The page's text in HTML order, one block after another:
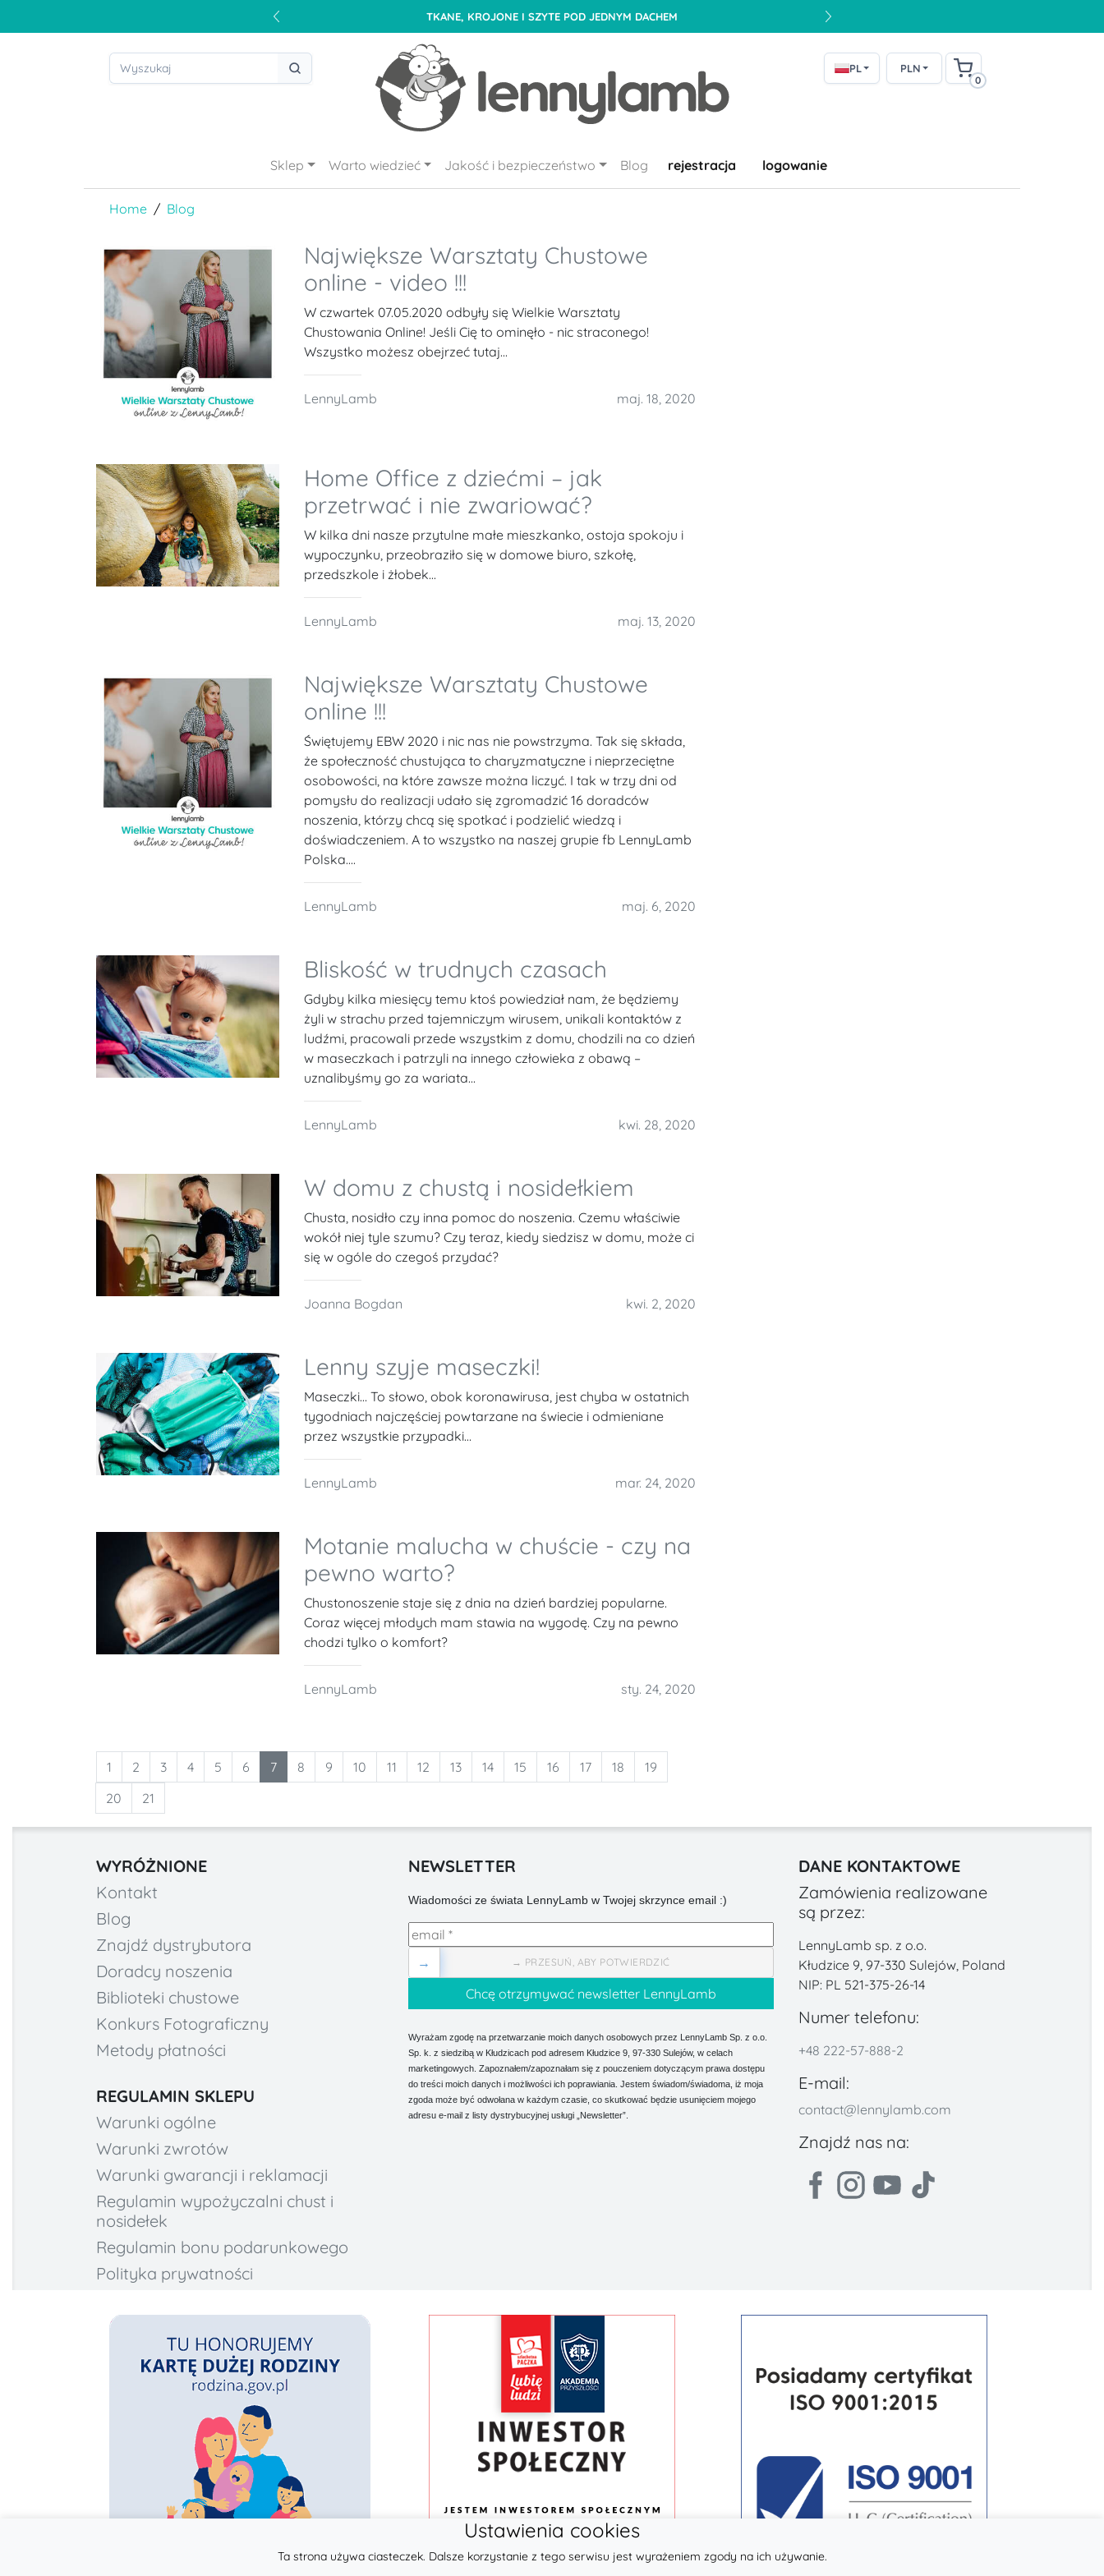
TKANE, KROJONE I SZYTE POD JEDNYM DACHEM
PL PLN
0
Sklep Warto wiedzieć Jakość i bezpieczeństwo Blog rejestracja logowanie
Home Blog
Największe Warsztaty Chustowe
online - video !!!
W czwartek 07.05.2020 odbyły się Wielkie Warsztaty
Chustowania Online! Jeśli Cię to ominęło - nic straconego!
Wszystko możesz obejrzeć tutaj...
LennyLamb maj. 18, 2020
Home Office z dziećmi – jak
przetrwać i nie zwariować?
W kilka dni nasze przytulne małe mieszkanko, ostoja spokoju i
wypoczynku, przeobraziło się w domowe biuro, szkołę,
przedszkole i żłobek...
LennyLamb maj. 13, 2020
Największe Warsztaty Chustowe
online !!!
Świętujemy EBW 2020 i nic nas nie powstrzyma. Tak się składa,
że społeczność chustująca to charyzmatyczne i nieprzeciętne
osobowości, na które zawsze można liczyć. I tak w trzy dni od
pomysłu do realizacji udało się zgromadzić 16 doradców
noszenia, którzy chcą się spotkać i podzielić wiedzą i
doświadczeniem. A to wszystko na naszej grupie fb LennyLamb
Polska....
LennyLamb maj. 6, 2020
Bliskość w trudnych czasach
Gdyby kilka miesięcy temu ktoś powiedział nam, że będziemy
żyli w strachu przed tajemniczym wirusem, unikali kontaktów z
ludźmi, pracowali przede wszystkim z domu, chodzili na co dzień
w maseczkach i patrzyli na innego człowieka z obawą –
uznalibyśmy go za wariata...
LennyLamb kwi. 28, 2020
W domu z chustą i nosidełkiem
Chusta, nosidło czy inna pomoc do noszenia. Czemu właściwie
wokół niej tyle szumu? Czy teraz, kiedy siedzisz w domu, może ci
się w ogóle do czegoś przydać?
Joanna Bogdan kwi. 2, 2020
Lenny szyje maseczki!
Maseczki… To słowo, obok koronawirusa, jest chyba w ostatnich
tygodniach najczęściej powtarzane na świecie i odmieniane
przez wszystkie przypadki…
LennyLamb mar. 24, 2020
Motanie malucha w chuście - czy na
pewno warto?
Chustonoszenie staje się z dnia na dzień bardziej popularne.
Coraz więcej młodych mam stawia na wygodę. Czy na pewno
chodzi tylko o komfort?
LennyLamb sty. 24, 2020
1 2 3 4 5 6 7 8 9 10 11 12 13 14 15 16 17 18
19
20
21
WYRÓŻNIONE
Kontakt
Blog
Znajdź dystrybutora
Doradcy noszenia
Biblioteki chustowe
Konkurs Fotograficzny
Metody płatności
REGULAMIN SKLEPU
Warunki ogólne
Warunki zwrotów
Warunki gwarancji i reklamacji
Regulamin wypożyczalni chust i
nosidełek
Regulamin bonu podarunkowego
Polityka prywatności
NEWSLETTER
Wiadomości ze świata LennyLamb w Twojej skrzynce email :)
→ PRZESUŃ, ABY POTWIERDZIĆ
→
Wyrażam zgodę na przetwarzanie moich danych osobowych przez LennyLamb Sp. z o.o.
Sp. k. z siedzibą w Kłudzicach pod adresem Kłudzice 9, 97-330 Sulejów, w celach
marketingowych. Zapoznałem/zapoznałam się z pouczeniem dotyczącym prawa dostępu
do treści moich danych i możliwości ich poprawiania. Jestem świadom/świadoma, iż moja
zgoda może być odwołana w każdym czasie, co skutkować będzie usunięciem mojego
adresu e-mail z listy dystrybucyjnej usługi „Newsletter”.
DANE KONTAKTOWE
Zamówienia realizowane
są przez:
LennyLamb sp. z o.o.
Kłudzice 9, 97-330 Sulejów, Poland
NIP: PL 521-375-26-14
Numer telefonu:
+48 222-57-888-2
E-mail:
contact@lennylamb.com
Znajdź nas na:
Ustawienia cookies
Ta strona używa ciasteczek. Dalsze korzystanie z tego serwisu jest wyrażeniem zgody na ich używanie.